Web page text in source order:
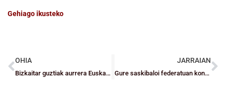
Gehiago ikusteko
OHIA
Bizkaitar guztiak aurrera Euskadiko Minietan
JARRAIAN
Gure saskibaloi federatuan kontuan izan beharreko datak